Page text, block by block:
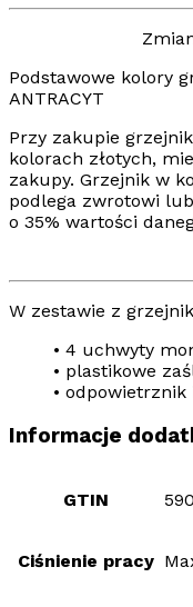
Podstawowe kolory
ANTRACYT
Przy zakupie
kolorach złotych,
zakupy. Grzejnik w
podlega zwrotowi
o 35% wartości
W zestawie z
• 4 uchwyty
• plastikowe
•
Informacje
GTIN
Ciśnienie pracy